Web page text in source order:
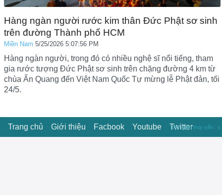
Hàng ngàn người rước kim thân Đức Phật sơ sinh
trên đường Thành phố HCM
Miền Nam 5/25/2026 5:07:56 PM
Hàng ngàn người, trong đó có nhiều nghệ sĩ nổi tiếng, tham
gia rước tượng Đức Phật sơ sinh trên chặng đường 4 km từ
chùa Ấn Quang đến Việt Nam Quốc Tự mừng lễ Phật đản, tối
24/5.
Trang chủ Giới thiệu Facbook Youtube Twitter
Thời gian truy vấn : s